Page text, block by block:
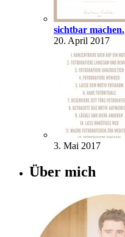
sichtbar machen.
20. April 2017
3. Mai 2017
Über mich